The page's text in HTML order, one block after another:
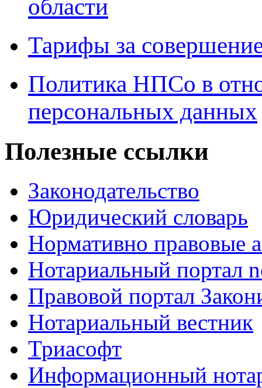
области
Тарифы за
Политика НПСо в
персональных данных
Полезные ссылки
Законодательство
Юридический словарь
Нормативно правовые
Нотариальный портал
Правовой портал
Нотариальный вестник
Триасофт
Информационный